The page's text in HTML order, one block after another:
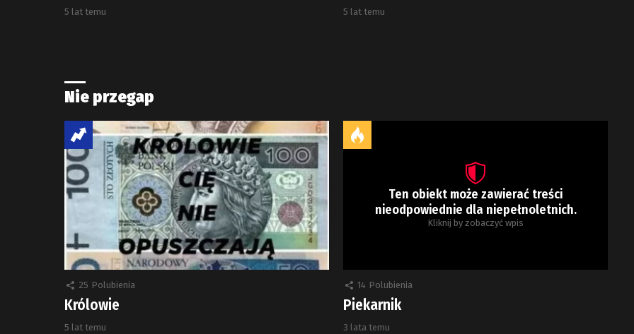
5 lat temu 5 lat temu
Nie przegap
25 Polubienia
Królowie
5 lat temu
Ten obiekt może zawierać treści
nieodpowiednie dla niepełnoletnich.
Kliknij by zobaczyć wpis
14 Polubienia
Piekarnik
3 lata temu